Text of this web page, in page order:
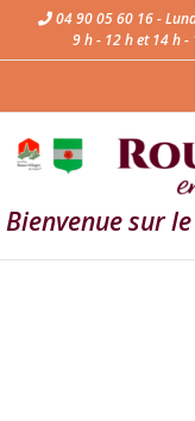
Passer
au
04 90 05 60 16 -
9 h - 12 h et 14 h -
Bienvenue sur